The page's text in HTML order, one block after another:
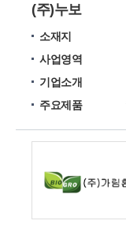
(주)누보
소재지
사업영역
기업소개
주요제품